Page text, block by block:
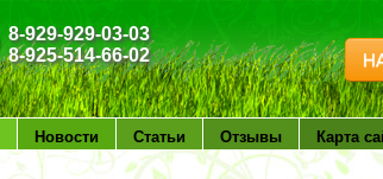
8-929-929-03-03
8-925-514-66-02
Новости Статьи Отзывы Карта